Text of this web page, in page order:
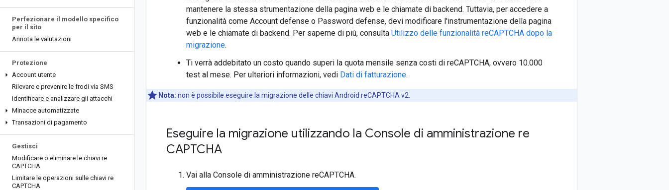
Perfezionare il modello specifico
per il sito
Annota le valutazioni
Protezione
Account utente
Rilevare e prevenire le frodi via SMS
Identificare e analizzare gli attacchi
Minacce automatizzate
Transazioni di pagamento
Gestisci
Modificare o eliminare le chiavi re
CAPTCHA
Limitare le operazioni sulle chiavi re
CAPTCHA
mantenere la stessa strumentazione della pagina web e le chiamate di backend. Tuttavia, per accedere a
funzionalità come Account defense o Password defense, devi modificare l'instrumentazione della pagina
web e le chiamate di backend. Per saperne di più, consulta Utilizzo delle funzionalità reCAPTCHA dopo la
migrazione.
Ti verrà addebitato un costo quando superi la quota mensile senza costi di reCAPTCHA, ovvero 10.000
test al mese. Per ulteriori informazioni, vedi Dati di fatturazione.
Nota: non è possibile eseguire la migrazione delle chiavi Android reCAPTCHA v2.
Eseguire la migrazione utilizzando la Console di amministrazione re
CAPTCHA
Vai alla Console di amministrazione reCAPTCHA.